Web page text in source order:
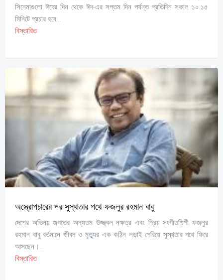
সিনেমাগুলো ঈদের দিন থেকে ঈদ-এর সপ্তম দিন পর্যন্ত প্রতিদিন সকাল ১০.১৫
মিনিটে প্রচার হবে...
বিস্তারিত
অস্ত্রোপচারের পর সুস্থতার পথে ফজলুর রহমান বাবু
দেশের অভিনয় জগতের অন্যতম উজ্জ্বল নক্ষত্র এবং প্রিয় সংগীতশিল্পী ফজলুর
রহমান বাবু বর্তমানে জীবন ও মৃত্যুর এক কঠিন লড়াই পেরিয়ে সুস্থতার পথে ফিরে
আসছেন।...
বিস্তারিত